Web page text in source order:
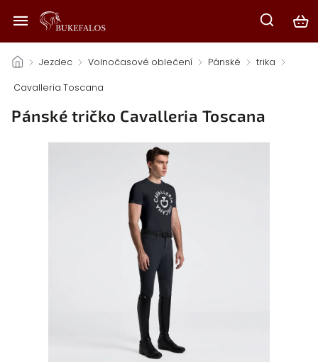
/ Jezdec / Volnočasové oblečení / Pánské / trika /
Cavalleria Toscana
Pánské tričko Cavalleria Toscana